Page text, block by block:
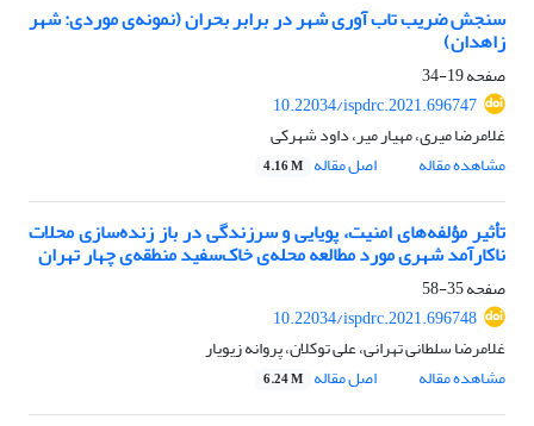
سنجش ضریب تاب آوری شهر در برابر بحران (نمونه‌ی موردی: شهر
زاهدان)
صفحه19-34
10.22034/ispdrc.2021.696747
غلامرضا میری، مهیار میر، داود شهرکی
مشاهده مقاله
اصل مقاله 4.16 M
تأثیر مؤلفه‌‌‌های امنیت، پویایی و سرزندگی در باز زنده‌سازی محلات
ناکارآمد شهری مورد مطالعه محله‌ی خاک‌سفید منطقه‌ی چهار تهران
صفحه35-58
10.22034/ispdrc.2021.696748
غلامرضا سلطانی تهرانی، علی توکلان، پروانه زیویار
مشاهده مقاله
اصل مقاله 6.24 M